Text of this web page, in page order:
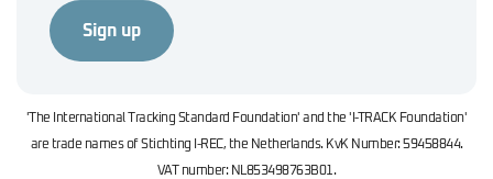
Sign up
'The International Tracking Standard Foundation' and the 'I-TRACK Foundation'
are trade names of Stichting I-REC, the Netherlands. KvK Number: 59458844.
VAT number: NL853498763B01.